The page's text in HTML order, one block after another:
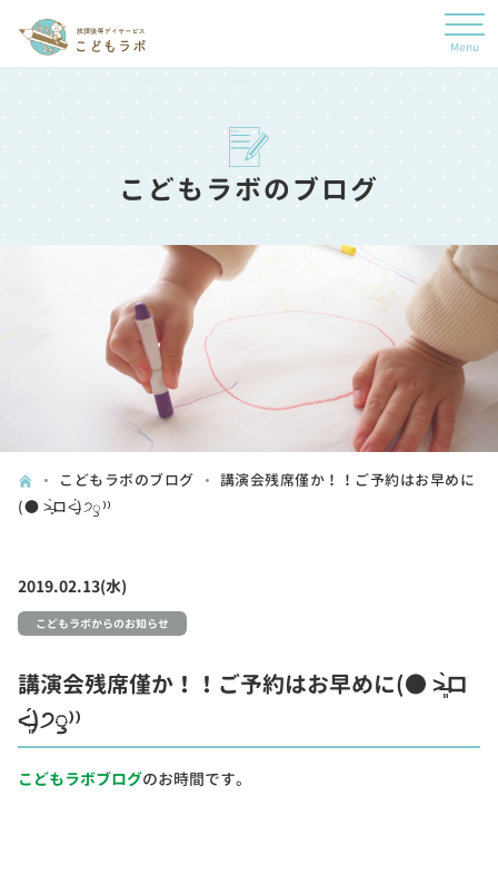
こどもラボのブログ
こどもラボのブログ
講演会残席僅か！！ご予約はお早めに
(● ˃̶͈̀ロ˂̶͈́)੭ꠥ⁾⁾
2019.02.13(水)
こどもラボからのお知らせ
講演会残席僅か！！ご予約はお早めに(● ˃̶͈̀ロ
˂̶͈́)੭ꠥ⁾⁾
こどもラボブログのお時間です。